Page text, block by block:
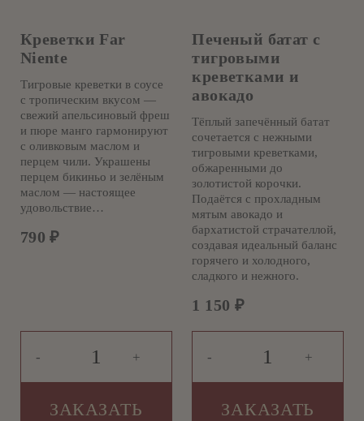
Креветки Far
Niente
790 ₽
Тигровые креветки в соусе
с тропическим вкусом —
свежий апельсиновый фреш
и пюре манго гармонируют
с оливковым маслом и
перцем чили. Украшены
перцем бикиньо и зелёным
маслом — настоящее
удовольствие…
- +
ЗАКАЗАТЬ
Печеный батат с
тигровыми
креветками и
авокадо
1 150 ₽
Тёплый запечённый батат
сочетается с нежными
тигровыми креветками,
обжаренными до
золотистой корочки.
Подаётся с прохладным
мятым авокадо и
бархатистой страчателлой,
создавая идеальный баланс
горячего и холодного,
сладкого и нежного.
- +
ЗАКАЗАТЬ